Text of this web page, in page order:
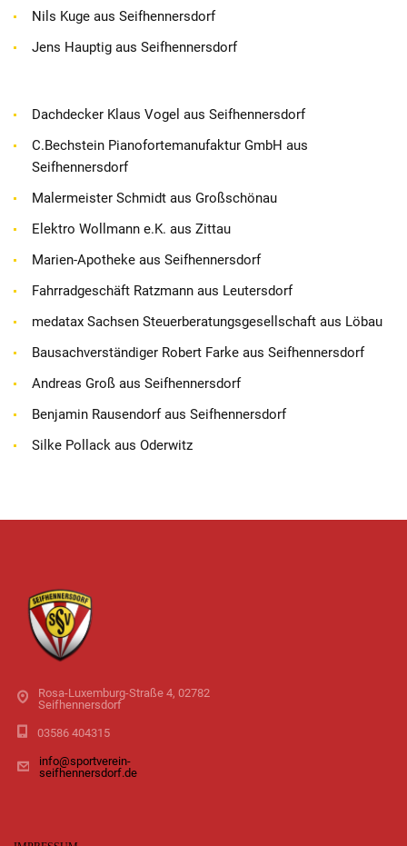
Nils Kuge aus Seifhennersdorf
Jens Hauptig aus Seifhennersdorf
Dachdecker Klaus Vogel aus Seifhennersdorf
C.Bechstein Pianofortemanufaktur GmbH aus
Seifhennersdorf
Malermeister Schmidt aus Großschönau
Elektro Wollmann e.K. aus Zittau
Marien-Apotheke aus Seifhennersdorf
Fahrradgeschäft Ratzmann aus Leutersdorf
medatax Sachsen Steuerberatungsgesellschaft aus Löbau
Bausachverständiger Robert Farke aus Seifhennersdorf
Andreas Groß aus Seifhennersdorf
Benjamin Rausendorf aus Seifhennersdorf
Silke Pollack aus Oderwitz
Rosa-Luxemburg-Straße 4, 02782
Seifhennersdorf
03586 404315
info@sportverein-
seifhennersdorf.de